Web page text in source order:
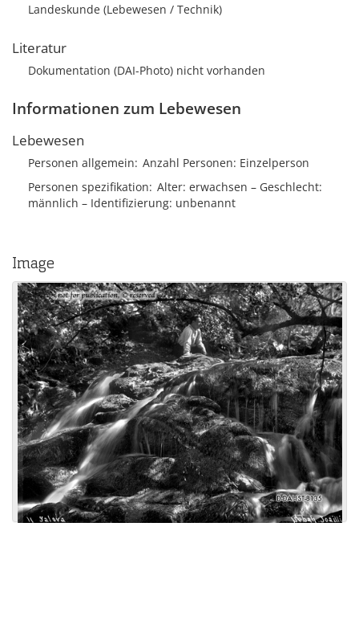
Landeskunde (Lebewesen / Technik)
Literatur
Dokumentation (DAI-Photo) nicht vorhanden
Informationen zum Lebewesen
Lebewesen
Personen allgemein Anzahl Personen Einzelperson
Personen spezifikation Alter erwachsen
Geschlecht
männlich
Identifizierung unbenannt
Image